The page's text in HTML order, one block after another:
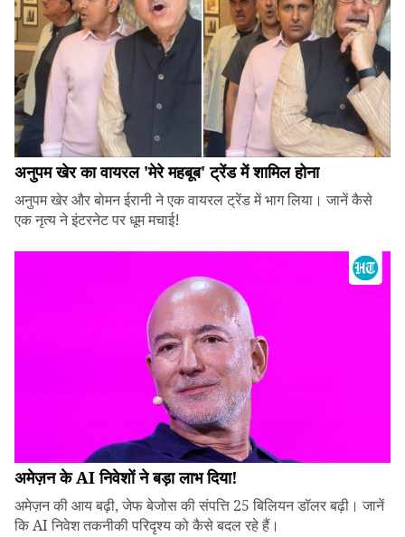
अनुपम खेर का वायरल 'मेरे महबूब' ट्रेंड में शामिल होना
अनुपम खेर और बोमन ईरानी ने एक वायरल ट्रेंड में भाग लिया। जानें कैसे
एक नृत्य ने इंटरनेट पर धूम मचाई!
अमेज़न के AI निवेशों ने बड़ा लाभ दिया!
अमेज़न की आय बढ़ी, जेफ बेजोस की संपत्ति 25 बिलियन डॉलर बढ़ी। जानें
कि AI निवेश तकनीकी परिदृश्य को कैसे बदल रहे हैं।